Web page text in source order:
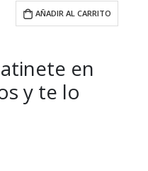
AÑADIR AL CARRITO
en
y te lo